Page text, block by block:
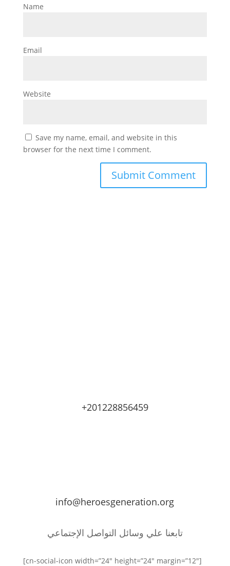
Name
Email
Website
Save my name, email, and website in this
browser for the next time I comment.
+201228856459
info@heroesgeneration.org
تابعنا علي وسائل التواصل الإجتماعي
[cn-social-icon width=”24″ height=”24″ margin=”12″]